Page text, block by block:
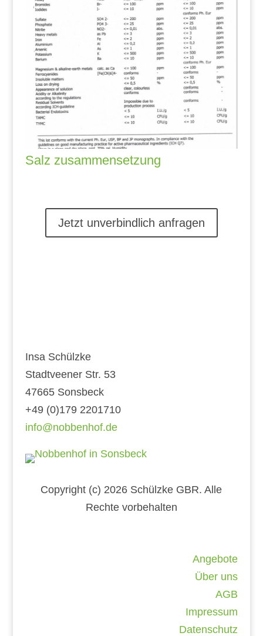
Salz zusammensetzung
Jetzt unverbindlich anfragen
Insa Schülzke
Stadtveener Str. 53
47665 Sonsbeck
+49 (0)179 2201710
info@nobbenhof.de
Copyright (c) 2026 Schülzke GBR. Alle
Rechte vorbehalten
Angebote
Über uns
AGB
Impressum
Datenschutz